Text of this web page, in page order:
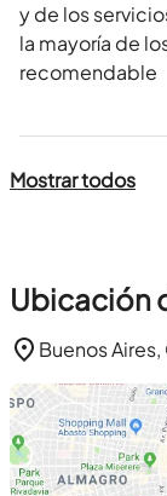
y de los
la mayoría de
recomendable
Mostrar todos
Ubicación
Buenos